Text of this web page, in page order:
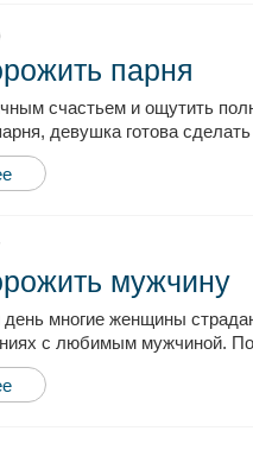
парня
счастьем и ощутить
девушка готова
мужчину
многие женщины
с любимым мужчиной.